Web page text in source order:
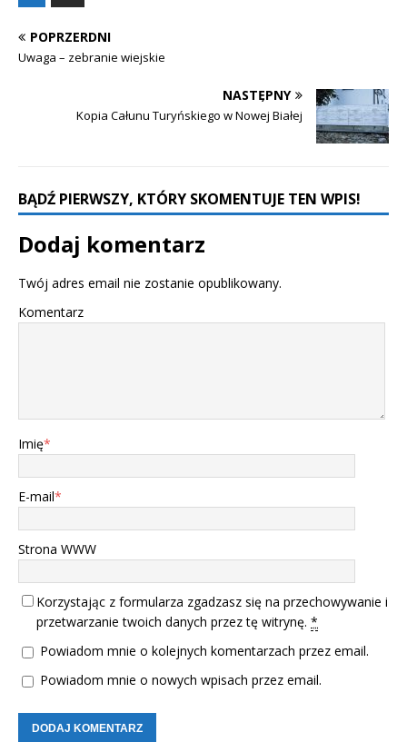
POPRZERDNI
Uwaga – zebranie wiejskie
NASTĘPNY
Kopia Całunu Turyńskiego w Nowej Białej
BĄDŹ PIERWSZY, KTÓRY SKOMENTUJE TEN WPIS!
Dodaj komentarz
Twój adres email nie zostanie opublikowany.
Komentarz
Imię*
E-mail*
Strona WWW
Korzystając z formularza zgadzasz się na przechowywanie i
przetwarzanie twoich danych przez tę witrynę. *
Powiadom mnie o kolejnych komentarzach przez email.
Powiadom mnie o nowych wpisach przez email.